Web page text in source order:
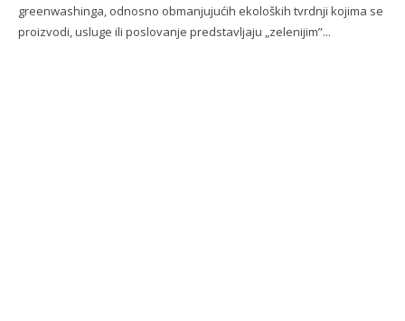
greenwashinga, odnosno obmanjujućih ekoloških tvrdnji kojima se
proizvodi, usluge ili poslovanje predstavljaju „zelenijim”...